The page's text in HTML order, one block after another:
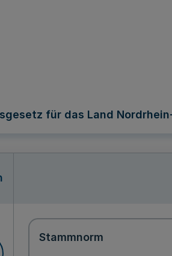
für das Land
Stammnorm